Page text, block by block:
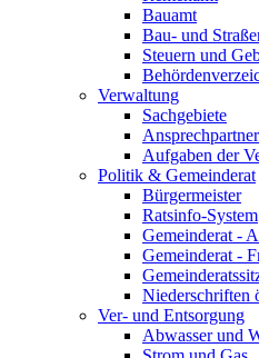
Bauamt
Bau- und
Steuern und
Verwaltung
Sachgebiete
Ansprechpartner
Aufgaben der
Politik & Gemeinderat
Bürgermeister
Ratsinfo-System
Gemeinderat -
Gemeinderat -
Niederschriften
Ver- und Entsorgung
Abwasser und